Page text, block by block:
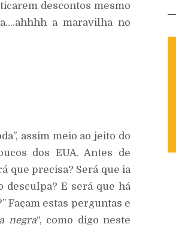
descontos mesmo
a maravilha no
assim meio ao jeito do
dos EUA. Antes de
que precisa? Será que ia
desculpa? E será que há
Façam estas perguntas e
negra“, como digo neste